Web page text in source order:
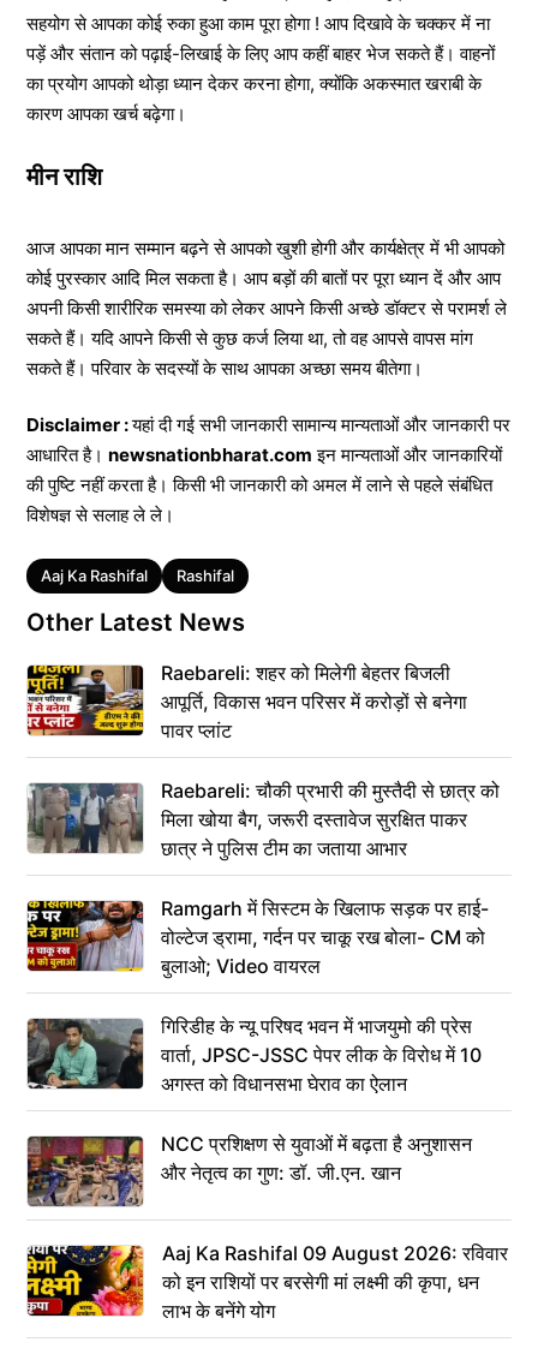
सहयोग से आपका कोई रुका हुआ काम पूरा होगा ! आप दिखावे के चक्कर में ना
पड़ें और संतान को पढ़ाई-लिखाई के लिए आप कहीं बाहर भेज सकते हैं। वाहनों
का प्रयोग आपको थोड़ा ध्यान देकर करना होगा, क्योंकि अकस्मात खराबी के
कारण आपका खर्च बढ़ेगा।
मीन राशि
आज आपका मान सम्मान बढ़ने से आपको खुशी होगी और कार्यक्षेत्र में भी आपको
कोई पुरस्कार आदि मिल सकता है। आप बड़ों की बातों पर पूरा ध्यान दें और आप
अपनी किसी शारीरिक समस्या को लेकर आपने किसी अच्छे डॉक्टर से परामर्श ले
सकते हैं। यदि आपने किसी से कुछ कर्ज लिया था, तो वह आपसे वापस मांग
सकते हैं। परिवार के सदस्यों के साथ आपका अच्छा समय बीतेगा।
Disclaimer :यहां दी गई सभी जानकारी सामान्य मान्यताओं और जानकारी पर
आधारित है। newsnationbharat.com इन मान्यताओं और जानकारियों
की पुष्टि नहीं करता है। किसी भी जानकारी को अमल में लाने से पहले संबंधित
विशेषज्ञ से सलाह ले ले।
Tags
Aaj Ka Rashifal Rashifal
Other Latest News
Raebareli: शहर को मिलेगी बेहतर बिजली
आपूर्ति, विकास भवन परिसर में करोड़ों से बनेगा
पावर प्लांट
Raebareli: चौकी प्रभारी की मुस्तैदी से छात्र को
मिला खोया बैग, जरूरी दस्तावेज सुरक्षित पाकर
छात्र ने पुलिस टीम का जताया आभार
Ramgarh में सिस्टम के खिलाफ सड़क पर हाई-
वोल्टेज ड्रामा, गर्दन पर चाकू रख बोला- CM को
बुलाओ; Video वायरल
गिरिडीह के न्यू परिषद भवन में भाजयुमो की प्रेस
वार्ता, JPSC-JSSC पेपर लीक के विरोध में 10
अगस्त को विधानसभा घेराव का ऐलान
NCC प्रशिक्षण से युवाओं में बढ़ता है अनुशासन
और नेतृत्व का गुण: डॉ. जी.एन. खान
Aaj Ka Rashifal 09 August 2026: रविवार
को इन राशियों पर बरसेगी मां लक्ष्मी की कृपा, धन
लाभ के बनेंगे योग